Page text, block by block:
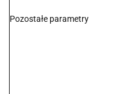
Pozostałe parametry